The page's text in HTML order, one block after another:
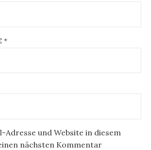
*
Adresse und Website in diesem
nächsten Kommentar